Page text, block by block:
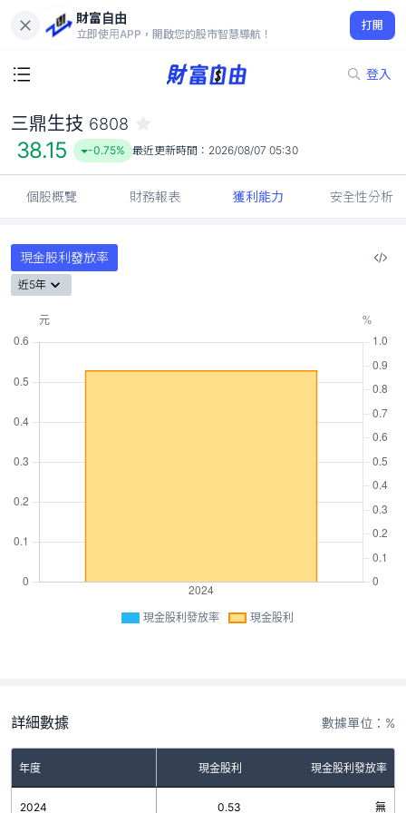
財富自由
立即使用APP，開啟您的股市智慧導航！
打開
登入
38.15
-0.75%
三鼎生技 6808
38.15 -0.75% 最近更新時間： 2026/08/07 05:30
個股概覽 財務報表 獲利能力 安全性分析
現金股利發放率
近5年
現金股利發放率 現金股利
詳細數據 數據單位：%
年度 現金股利 現金股利發放率
2024 0.53 無